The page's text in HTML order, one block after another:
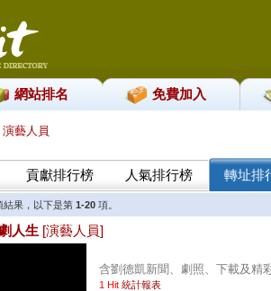
網站排名 免費加入
演藝人員
貢獻排行榜 人氣排行榜 轉址排
結果，以下是第 1-20項。
人生 [演藝人員]
含劉德凱新聞、劇照、下載及精
1 Hit 統計報表